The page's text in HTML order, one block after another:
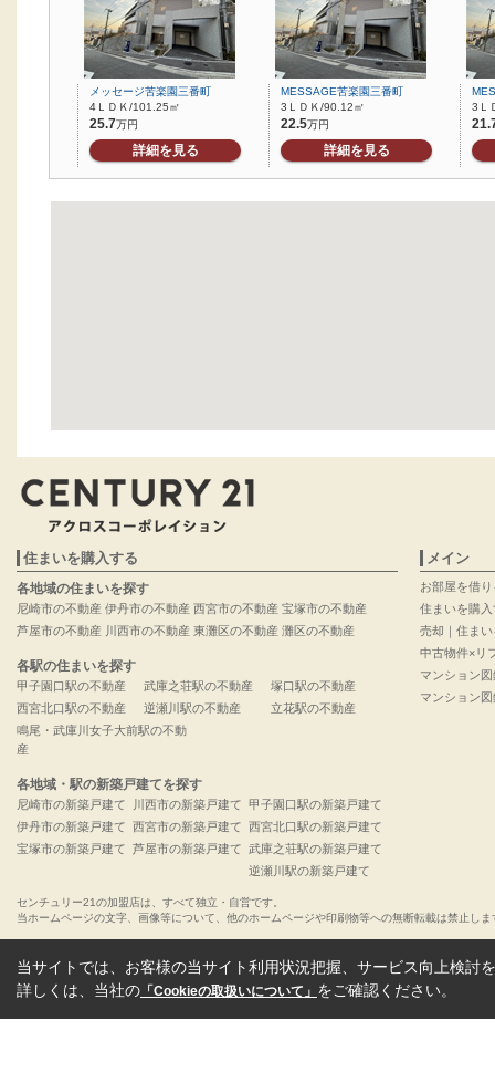
メッセージ苦楽園三番町
4ＬＤＫ/101.25㎡
25.7万円
詳細を見る
MESSAGE苦楽園三番町
3ＬＤＫ/90.12㎡
22.5万円
詳細を見る
3Ｌ
住まいを購入する
各地域の住まいを探す
尼崎市の不動産
芦屋市の不動産
伊丹市の不動産
川西市の不動産
西宮市の不動産
東灘区の不動産
宝塚市の不動産
灘区の不動産
各駅の住まいを探す
甲子園口駅の不動産
西宮北口駅の不動産
武庫之荘駅の不動産
逆瀬川駅の不動産
塚口駅の不動産
立花駅の不動産
鳴尾・武庫川女子大前駅の不動
産
各地域・駅の新築戸建てを探す
尼崎市の新築戸建て
伊丹市の新築戸建て
宝塚市の新築戸建て
川西市の新築戸建て
西宮市の新築戸建て
芦屋市の新築戸建て
甲子園口駅の新築戸建て
西宮北口駅の新築戸建て
武庫之荘駅の新築戸建て
逆瀬川駅の新築戸建て
メイン
お部屋を借り
住まいを購入
売却｜住ま
中古物件×リ
マンション
マンション
センチュリー21の加盟店は、すべて独立・自営です。
当ホームページの文字、画像等について、他のホームページや印刷物等への無断転載は禁止しま
当サイトでは、お客様の当サイト利用状況把握、サービス向上検討
詳しくは、当社の 「Cookieの取扱いについて」 をご確認ください。